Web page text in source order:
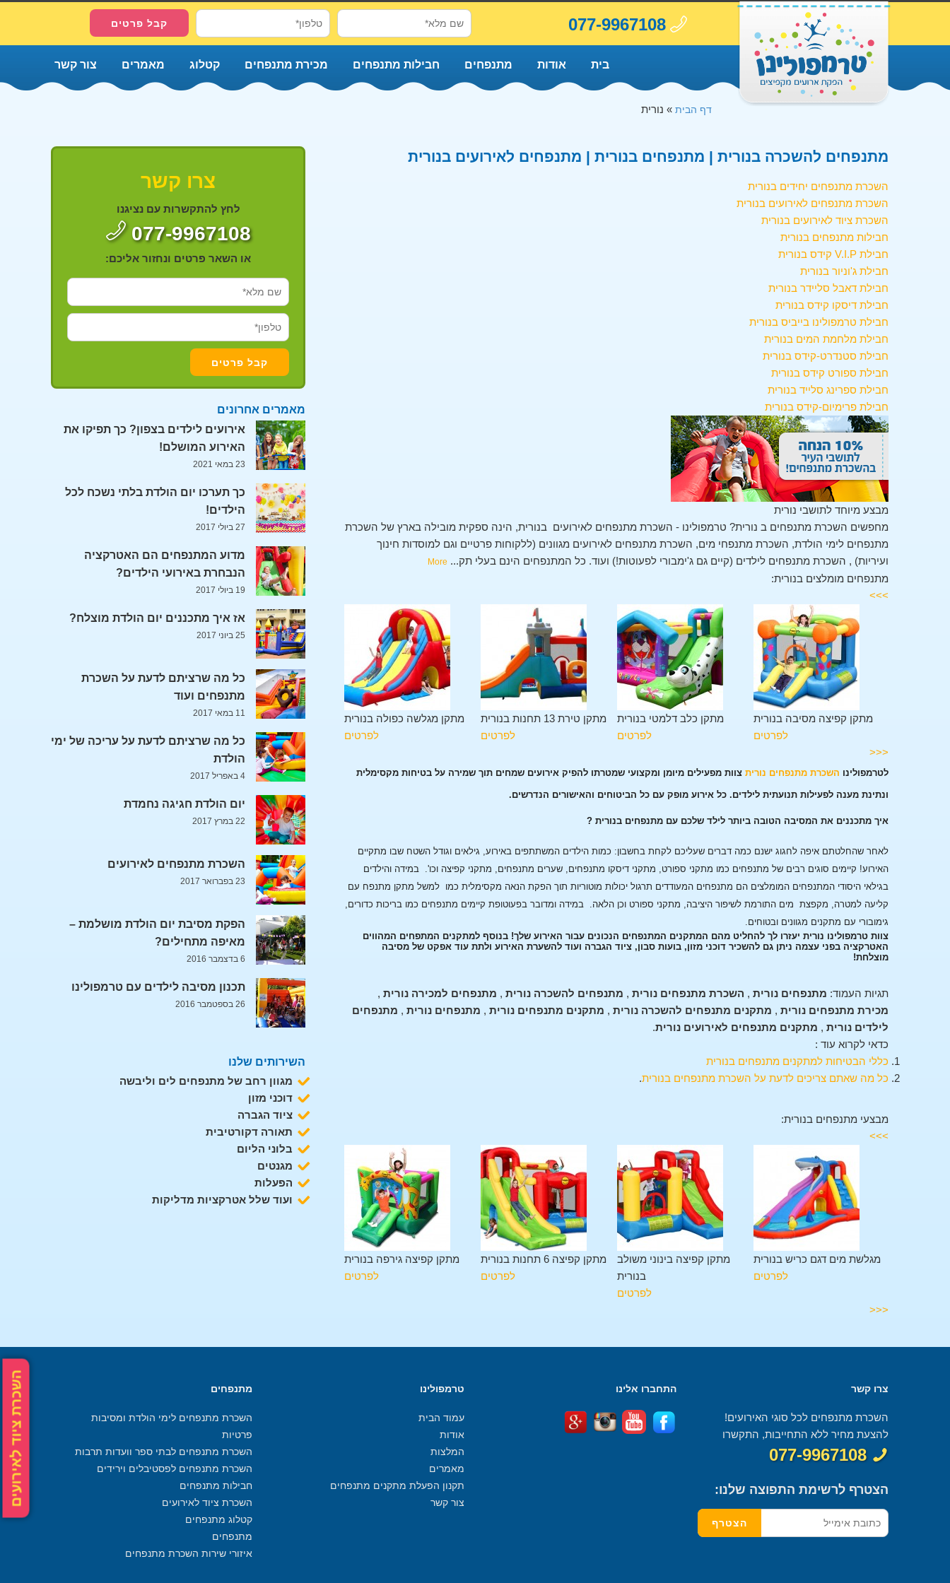
השכרת ציוד לאירועים
077-9967108
בית אודות מתנפחים חבילות מתנפחים מכירת מתנפחים קטלוג מאמרים צור קשר
דף הבית » נורית
מתנפחים להשכרה בנורית | מתנפחים בנורית | מתנפחים לאירועים בנורית
השכרת מתנפחים יחידים בנורית
השכרת מתנפחים לאירועים בנורית
השכרת ציוד לאירועים בנורית
חבילות מתנפחים בנורית
חבילת V.I.P קידס בנורית
חבילת ג'וניור בנורית
חבילת דאבל סליידר בנורית
חבילת דיסקו קידס בנורית
חבילת טרמפולינו בייביס בנורית
חבילת מלחמת המים בנורית
חבילת סטנדרט-קידס בנורית
חבילת ספורט קידס בנורית
חבילת ספרינג סלייד בנורית
חבילת פרימיום-קידס בנורית
מבצע מיוחד לתושבי נורית
מחפשים השכרת מתנפחים ב נורית? טרמפולינו - השכרת מתנפחים לאירועים בנורית, הינה ספקית מובילה בארץ של השכרת
מתנפחים לימי הולדת, השכרת מתנפחי מים, השכרת מתנפחים לאירועים מגוונים (ללקוחות פרטיים וגם למוסדות חינוך
ועיריות) , השכרת מתנפחים לילדים (קיים גם ג'ימבורי לפעוטות!) ועוד. כל המתנפחים הינם בעלי תק...
More
מתנפחים מומלצים בנורית:
>>>
מתקן מגלשה כפולה בנורית
לפרטים
מתקן טירת 13 תחנות בנורית
לפרטים
מתקן כלב דלמטי בנורית
לפרטים
מתקן קפיצה מסיבה בנורית
לפרטים
<<<
לטרמפולינו השכרת מתנפחים נורית צוות מפעילים מיומן ומקצועי שמטרתו להפיק אירועים שמחים תוך שמירה על בטיחות מקסימלית
ונתינת מענה לפעילות תנועתית לילדים. כל אירוע מופק עם כל הביטוחים והאישורים הנדרשים.
איך מתכננים את המסיבה הטובה ביותר לילד שלכם עם מתנפחים בנורית ?
לאחר שהחלטתם איפה לחגוג ישנם כמה דברים שעליכם לקחת בחשבון: כמות הילדים המשתתפים באירוע, גילאים וגודל השטח שבו מתקיים
האירוע! קיימים סוגים רבים של מתנפחים כמו מתקני ספורט, מתקני דיסקו מתנפחים, שערים מתנפחים, מתקני קפיצה וכו'. במידה והילדים
בגילאי היסודי המתנפחים המומלצים הם מתנפחים המעודדים תרגול יכולות מוטוריות תוך הפקת הנאה מקסימלית כמו למשל מתקן מתנפח עם
קליעה למטרה, מקפצת מים התורמת לשיפור היציבה, מתקני ספורט וכן הלאה. במידה ומדובר בפעוטופת קיימים מתנפחים כמו בריכות כדורים,
גימובורי עם מתקנים מגוונים ובטוחים.
צוות טרמפולינו נורית יעזרו לך להחליט מהם המתקנים המתנפחים הנכונים עבור האירוע שלך! בנוסף למתקנים המתפחים המהווים
האטרקציה בפני עצמה ניתן גם להשכיר דוכני מזון, בועות סבון, ציוד הגברה ועוד להשערת האירוע ולתת עוד אפקט של מסיבה
מוצלחת!
תגיות העמוד: מתנפחים נורית , השכרת מתנפחים נורית , מתנפחים להשכרה נורית , מתנפחים למכירה נורית ,
מכירת מתנפחים נורית , מתקנים מתנפחים להשכרה נורית , מתקנים מתנפחים נורית , מתנפחים נורית , מתנפחים
לילדים נורית , מתקנים מתנפחים לאירועים נורית.
כדאי לקרוא עוד :
כללי הבטיחות למתקנים מתנפחים בנורית
כל מה שאתם צריכים לדעת על השכרת מתנפחים בנורית.
מבצעי מתנפחים בנורית:
>>>
מתקן קפיצה גירפה בנורית
לפרטים
מתקן קפיצה 6 תחנות בנורית
לפרטים
מתקן קפיצה בינוני משולב
בנורית
לפרטים
מגלשת מים דגם כריש בנורית
לפרטים
<<<
צרו קשר
לחץ להתקשרות עם נציגנו
077-9967108
או השאר פרטים ונחזור אליכם:
מאמרים אחרונים
אירועים לילדים בצפון? כך תפיקו את
האירוע המושלם!
23 במאי 2021
כך תערכו יום הולדת בלתי נשכח לכל
הילדים!
27 ביולי 2017
מדוע המתנפחים הם האטרקציה
הנבחרת באירועי הילדים?
19 ביולי 2017
אז איך מתכננים יום הולדת מוצלח?
25 ביוני 2017
כל מה שרציתם לדעת על השכרת
מתנפחים ועוד
11 במאי 2017
כל מה שרציתם לדעת על עריכה של ימי
הולדת
4 באפריל 2017
יום הולדת חגיגה נחמדת
22 במרץ 2017
השכרת מתנפחים לאירועים
23 בפברואר 2017
הפקת מסיבת יום הולדת מושלמת –
מאיפה מתחילים?
6 בדצמבר 2016
תכנון מסיבה לילדים עם טרמפולינו
26 בספטמבר 2016
השירותים שלנו
מגוון רחב של מתנפחים לים וליבשה
דוכני מזון
ציוד הגברה
תאורה דקורטיבית
בלוני הליום
מגנטים
הפעלות
ועוד שלל אטרקציות מדליקות
צרו קשר
השכרת מתנפחים לכל סוגי האירועים!
להצעת מחיר ללא התחייבות, התקשרו
077-9967108
הצטרף לרשימת התפוצה שלנו:
התחברו אלינו טרמפולינו
עמוד הבית
אודות
המלצות
מאמרים
תקנון הפעלת מתקנים מתנפחים
צור קשר
מתנפחים
השכרת מתנפחים לימי הולדת ומסיבות
פרטיות
השכרת מתנפחים לבתי ספר וועדות תרבות
השכרת מתנפחים לפסטיבלים וירידים
חבילות מתנפחים
השכרת ציוד לאירועים
קטלוג מתנפחים
מתנפחים
איזורי שירות השכרת מתנפחים